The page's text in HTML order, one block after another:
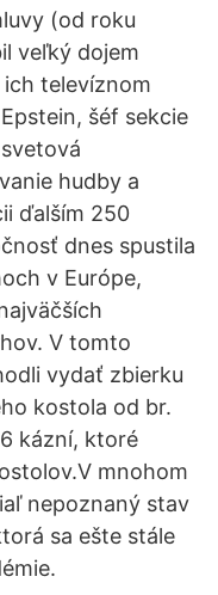
(od roku
veľký dojem
televíznom
šéf sekcie
hudby a
ďalším 250
dnes spustila
v Európe,
V tomto
vydať zbierku
kostola od br.
kázní, ktoré
mnohom
nepoznaný stav
sa ešte stále